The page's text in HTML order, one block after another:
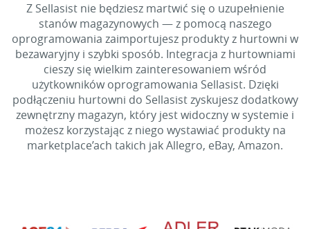
Z Sellasist nie będziesz martwić się o uzupełnienie
stanów magazynowych — z pomocą naszego
oprogramowania zaimportujesz produkty z hurtowni w
bezawaryjny i szybki sposób. Integracja z hurtowniami
cieszy się wielkim zainteresowaniem wśród
użytkowników oprogramowania Sellasist. Dzięki
podłączeniu hurtowni do Sellasist zyskujesz dodatkowy
zewnętrzny magazyn, który jest widoczny w systemie i
możesz korzystając z niego wystawiać produkty na
marketplace’ach takich jak Allegro, eBay, Amazon.